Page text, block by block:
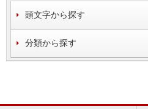
頭文字から探す
分類から探す